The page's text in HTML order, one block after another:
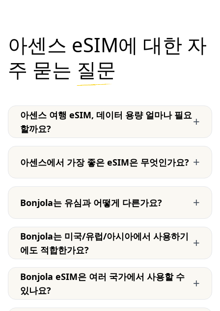
아센스 eSIM에 대한 자
주 묻는 질문
아센스 여행 eSIM, 데이터 용량 얼마나 필요
할까요?
+
아센스에서 가장 좋은 eSIM은 무엇인가요? +
Bonjola는 유심과 어떻게 다른가요? +
Bonjola는 미국/유럽/아시아에서 사용하기
에도 적합한가요?
+
Bonjola eSIM은 여러 국가에서 사용할 수
있나요?
+